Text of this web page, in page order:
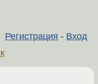
Регистрация - Вход